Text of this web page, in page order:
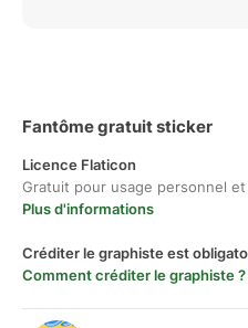
Fantôme gratuit sticker
Licence Flaticon
Gratuit pour usage personnel
Plus d'informations
Créditer le graphiste est
Comment créditer le graphiste ?